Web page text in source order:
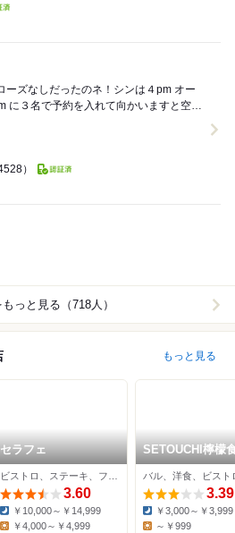
ーズなしだったのネ！シンは４pm オー
）
っと見る（718人）
もっと見る
セラフェ
3.60
Dinner:
￥10,000～￥14,999
￥4,000～￥4,999
SETOUCHI檸檬
目黒店
バル、洋食、ビスト
3.39
Dinner:
￥3,000～￥3,999
～￥999